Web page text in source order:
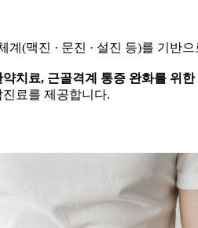
계(맥진 · 문진 · 설진 등)를 기반
약치료, 근골격계 통증 완화를 위
료를 제공합니다.